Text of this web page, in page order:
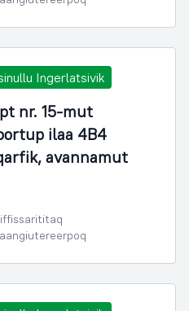
Ingerlatsivik
nr. 15-mut
ilaa 4B4
avannamut